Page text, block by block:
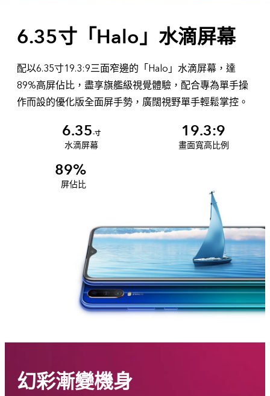
6.35寸「Halo」水滴屏幕
配以6.35寸19.3:9三面窄邊的「Halo」水滴屏幕，達
89%高屏佔比，盡享旗艦級視覺體驗，配合專為單手操
作而設的優化版全面屏手勢，廣闊視野單手輕鬆掌控。
6.35-寸
水滴屏幕
19.3:9
畫面寬高比例
89%
屏佔比
幻彩漸變機身